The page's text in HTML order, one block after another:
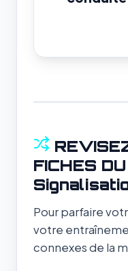
FICHES
Pour parfaire
votre
connexes de la